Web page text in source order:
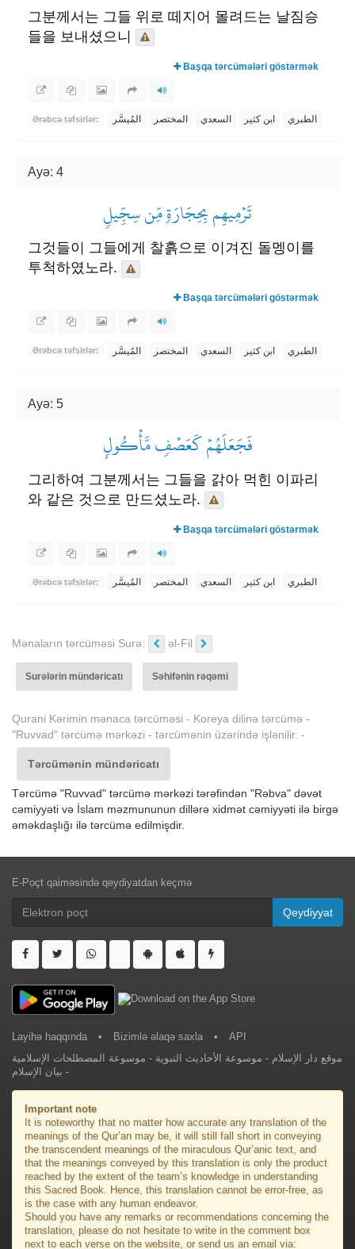
그분께서는 그들 위로 떼지어 몰려드는 날짐승
들을 보내셨으니
Başqa tərcümələri göstərmək
Ərəbcə təfsirlər: المُيسَّر المختصر السعدي ابن كثير الطبري
Ayə: 4
تَرۡمِيهِم بِحِجَارَةٖ مِّن سِجِّيلٖ
그것들이 그들에게 찰흙으로 이겨진 돌멩이를
투척하였노라.
Başqa tərcümələri göstərmək
Ərəbcə təfsirlər: المُيسَّر المختصر السعدي ابن كثير الطبري
Ayə: 5
فَجَعَلَهُمۡ كَعَصۡفٖ مَّأۡكُولِۭ
그리하여 그분께서는 그들을 갉아 먹힌 이파리
와 같은 것으로 만드셨노라.
Başqa tərcümələri göstərmək
Ərəbcə təfsirlər: المُيسَّر المختصر السعدي ابن كثير الطبري
Mənaların tərcüməsi Surə: əl-Fil
Surələrin mündəricatı Səhifənin rəqəmi
Qurani Kərimin mənaca tərcüməsi - Koreya dilinə tərcümə -
"Ruvvad" tərcümə mərkəzi - tərcümənin üzərində işlənilir. -
Tərcümənin mündəricatı
Tərcümə "Ruvvad" tərcümə mərkəzi tərəfindən "Rəbva" dəvət
cəmiyyəti və İslam məzmununun dillərə xidmət cəmiyyəti ilə birgə
əməkdaşlığı ilə tərcümə edilmişdir.
E-Poçt qaiməsində qeydiyatdan keçmə
Qeydiyyat
Layihə haqqında • Bizimlə əlaqə saxla •
API
موقع دار الإسلام - موسوعة الأحاديث النبوية - موسوعة المصطلحات الإسلامية
- بيان الإسلام
Important note
It is noteworthy that no matter how accurate any translation of the
meanings of the Qur’an may be, it will still fall short in conveying
the transcendent meanings of the miraculous Qur’anic text, and
that the meanings conveyed by this translation is only the product
reached by the extent of the team’s knowledge in understanding
this Sacred Book. Hence, this translation cannot be error-free, as
is the case with any human endeavor.
Should you have any remarks or recommendations concerning the
translation, please do not hesitate to write in the comment box
next to each verse on the website, or send us an email via: